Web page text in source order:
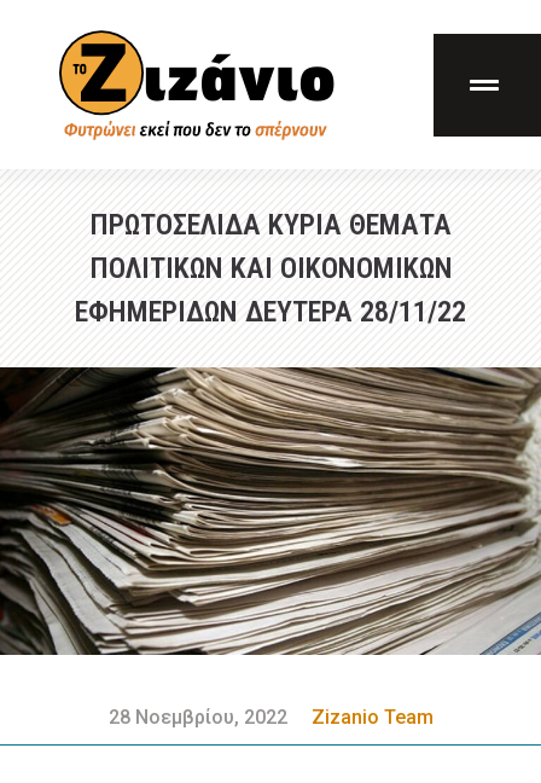
ΠΡΩΤΟΣΕΛΙΔΑ ΚΥΡΙΑ ΘΕΜΑΤΑ
ΠΟΛΙΤΙΚΩΝ ΚΑΙ ΟΙΚΟΝΟΜΙΚΩΝ
ΕΦΗΜΕΡΙΔΩΝ ΔΕΥΤΕΡΑ 28/11/22
28 Νοεμβρίου, 2022 Zizanio Team